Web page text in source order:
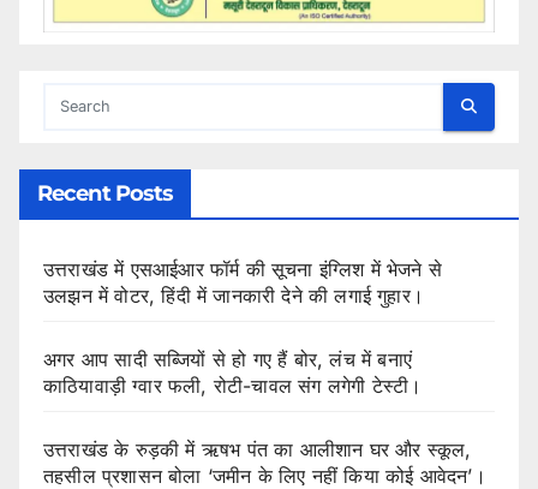
Recent Posts
उत्तराखंड में एसआईआर फॉर्म की सूचना इंग्लिश में भेजने से
उलझन में वोटर, हिंदी में जानकारी देने की लगाई गुहार।
अगर आप सादी सब्जियों से हो गए हैं बोर, लंच में बनाएं
काठियावाड़ी ग्वार फली, रोटी-चावल संग लगेगी टेस्टी।
उत्तराखंड के रुड़की में ऋषभ पंत का आलीशान घर और स्कूल,
तहसील प्रशासन बोला ‘जमीन के लिए नहीं किया कोई आवेदन’।